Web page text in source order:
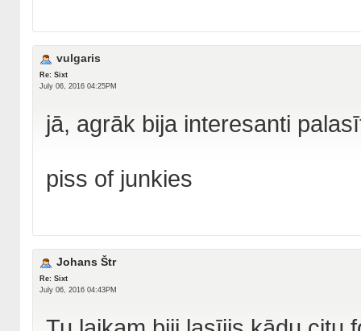
vulgaris
Re: Sixt
July 06, 2016 04:25PM
jā, agrāk bija interesanti
piss of junkies
Johans Štr
Re: Sixt
July 06, 2016 04:43PM